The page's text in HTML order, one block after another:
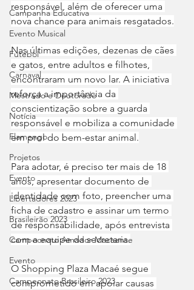
Campanha Educativa
Evento Musical
Futebol
Carnaval
Mestrado e Doutorado
Notícia
Flamengo
Projetos
Evento
Libertadores 2023
Brasileirão 2023
Campeonato Amador Macaense
Evento
Campeonato Brasileiro.2023
responsável, além de oferecer uma
nova chance para animais resgatados.
Nas últimas edições, dezenas de cães
e gatos, entre adultos e filhotes,
encontraram um novo lar. A iniciativa
reforça a importância da
conscientização sobre a guarda
responsável e mobiliza a comunidade
em prol do bem-estar animal.
Para adotar, é preciso ter mais de 18
anos, apresentar documento de
identidade com foto, preencher uma
ficha de cadastro e assinar um termo
de responsabilidade, após entrevista
com a equipe da secretaria.
O Shopping Plaza Macaé segue
comprometido em apoiar causas